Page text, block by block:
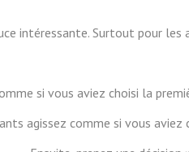
intéressante. Surtout pour
si vous aviez choisi la
agissez comme si vous aviez